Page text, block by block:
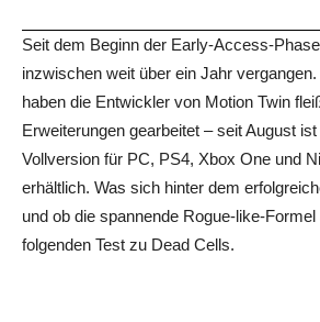
Seit dem Beginn der Early-Access-
inzwischen weit über ein Jahr
haben die Entwickler von Motion Twin
Erweiterungen gearbeitet – seit August
Vollversion für PC, PS4, Xbox One und
erhältlich. Was sich hinter dem
und ob die spannende Rogue-like-
folgenden Test zu Dead Cells.